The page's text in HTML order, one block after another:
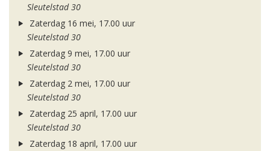
Sleutelstad 30
Zaterdag 16 mei, 17.00 uur
Sleutelstad 30
Zaterdag 9 mei, 17.00 uur
Sleutelstad 30
Zaterdag 2 mei, 17.00 uur
Sleutelstad 30
Zaterdag 25 april, 17.00 uur
Sleutelstad 30
Zaterdag 18 april, 17.00 uur